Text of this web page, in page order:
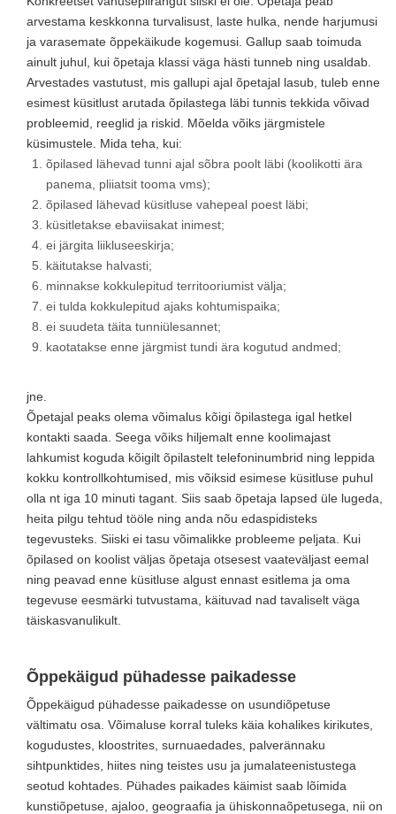
arvestama keskkonna turvalisust, laste hulka, nende harjumusi
ja varasemate õppekäikude kogemusi. Gallup saab toimuda
ainult juhul, kui õpetaja klassi väga hästi tunneb ning usaldab.
Arvestades vastutust, mis gallupi ajal õpetajal lasub, tuleb enne
esimest küsitlust arutada õpilastega läbi tunnis tekkida võivad
probleemid, reeglid ja riskid. Mõelda võiks järgmistele
küsimustele. Mida teha, kui:
õpilased lähevad tunni ajal sõbra poolt läbi (koolikotti ära
panema, pliiatsit tooma vms);
õpilased lähevad küsitluse vahepeal poest läbi;
küsitletakse ebaviisakat inimest;
ei järgita liikluseeskirja;
käitutakse halvasti;
minnakse kokkulepitud territooriumist välja;
ei tulda kokkulepitud ajaks kohtumispaika;
ei suudeta täita tunniülesannet;
kaotatakse enne järgmist tundi ära kogutud andmed;
jne.
Õpetajal peaks olema võimalus kõigi õpilastega igal hetkel
kontakti saada. Seega võiks hiljemalt enne koolimajast
lahkumist koguda kõigilt õpilastelt telefoninumbrid ning leppida
kokku kontrollkohtumised, mis võiksid esimese küsitluse puhul
olla nt iga 10 minuti tagant. Siis saab õpetaja lapsed üle lugeda,
heita pilgu tehtud tööle ning anda nõu edaspidisteks
tegevusteks. Siiski ei tasu võimalikke probleeme peljata. Kui
õpilased on koolist väljas õpetaja otsesest vaateväljast eemal
ning peavad enne küsitluse algust ennast esitlema ja oma
tegevuse eesmärki tutvustama, käituvad nad tavaliselt väga
täiskasvanulikult.
Õppekäigud pühadesse paikadesse
Õppekäigud pühadesse paikadesse on usundiõpetuse
vältimatu osa. Võimaluse korral tuleks käia kohalikes kirikutes,
kogudustes, kloostrites, surnuaedades, palverännaku
sihtpunktides, hiites ning teistes usu ja jumalateenistustega
seotud kohtades. Pühades paikades käimist saab lõimida
kunstiõpetuse, ajaloo, geograafia ja ühiskonnaõpetusega, nii on